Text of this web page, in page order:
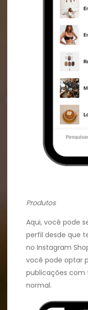
Produtos
Aqui, você pode
perfil desde que
no Instagram
você pode optar
publicações com
normal.